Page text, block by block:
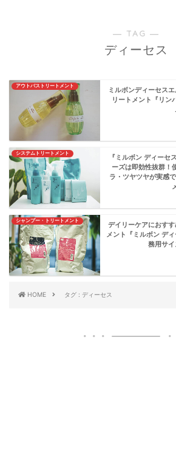
― TAG ―
ディーセス
アウトバストリートメント
ミルボンディーセス
リートメント『リン
システムトリートメント
『ミルボン ディーセ
ーズは即効性抜群！
ラ・ツヤツヤが実感
シャンプー・トリートメント
デイリーケアにおす
メント『ミルボン デ
務用サイ
HOME タグ : ディーセス